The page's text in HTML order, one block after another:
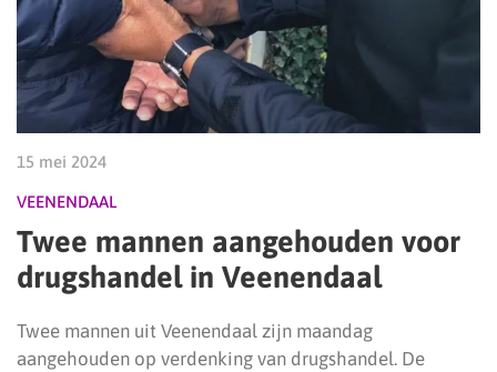
15 mei 2024
VEENENDAAL
Twee mannen aangehouden voor
drugshandel in Veenendaal
Twee mannen uit Veenendaal zijn maandag
aangehouden op verdenking van drugshandel. De